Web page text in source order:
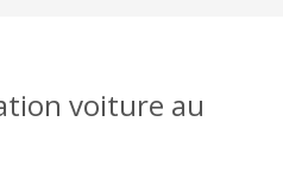
voiture au